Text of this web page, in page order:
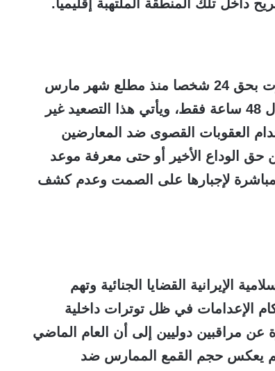
داخل تلك المنطقة الملتهبة إقليميا.
تكشف البيانات الموثقة عن تنفيذ حكم الموت بحق 24 شخصا منذ مطلع شهر مارس
الماضي بينهم 6 أفراد جرى إنهاء حياتهم خلال 48 ساعة فقط، ويأتي هذا التصعيد غير
العقوبات القصوى ضد المعارضين
حق الوداع الأخير أو حتى معرفة موعد
مباشرة لإجبارها على الصمت وعدم كشف
الإيرانية القضايا الجنائية وتهم
الإعدامات في ظل توترات داخلية
عن مراقبين دوليين إلى أن العام الماضي
وهو رقم يعكس حجم القمع الممارس ضد